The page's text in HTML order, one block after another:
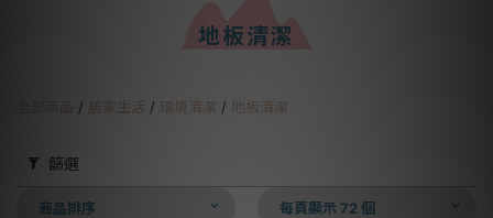
地板清潔
/ 居家生活 / 環境清潔 / 地板清潔
篩選
商品排序 每頁顯示 72 個